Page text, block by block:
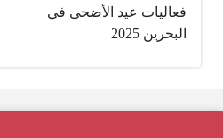
فعاليات عيد الأضحى في
البحرين 2025